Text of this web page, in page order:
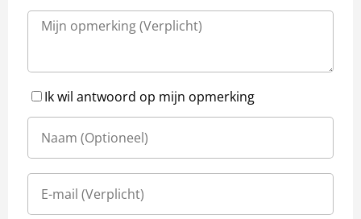
Ik wil antwoord op mijn opmerking